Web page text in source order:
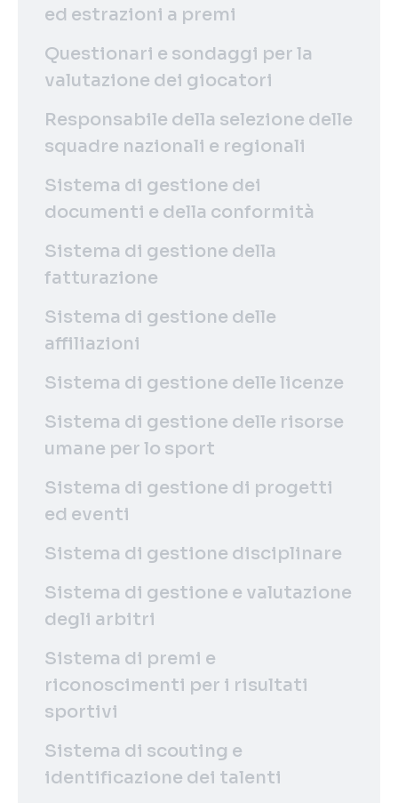
ed estrazioni a premi
Questionari e sondaggi per la
valutazione dei giocatori
Responsabile della selezione delle
squadre nazionali e regionali
Sistema di gestione dei
documenti e della conformità
Sistema di gestione della
fatturazione
Sistema di gestione delle
affiliazioni
Sistema di gestione delle licenze
Sistema di gestione delle risorse
umane per lo sport
Sistema di gestione di progetti
ed eventi
Sistema di gestione disciplinare
Sistema di gestione e valutazione
degli arbitri
Sistema di premi e
riconoscimenti per i risultati
sportivi
Sistema di scouting e
identificazione dei talenti